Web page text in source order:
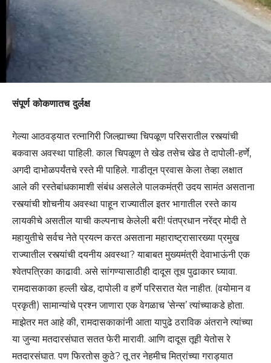
संपूर्ण कोकणातच दुर्लक्ष
गेल्या आठवड्यात रत्नागिरी जिल्ह्याच्या चिपळूण परिसरातील रस्त्यांची
बकवास अवस्था पाहिली. काल चिपळूण ते खेड तसेच खेड ते दापोली-हर्णे,
अगदी दाभोळपर्यंतचे रस्ते मी पाहिले. गाडीतून प्रवास केला तेव्हा लक्षात
आले की रस्तेबांधकामाशी संबंध असलेले पालकमंत्री उदय सामंत असताना
रस्त्यांची शोचनीय अवस्था पाहून राज्यातील इतर भागातील रस्ते काय
लायकीचे असतील याची कल्पनाच केलेली बरी! पंतप्रधान नरेंद्र मोदी ते
महायुतीचे सर्वच नेते प्रयत्न करत असताना महाराष्ट्रासारख्या प्रमुख
राज्यातील रस्त्यांची दयनीय अवस्था? याबाबत मुख्यमंत्री देवाभाऊंनी एक
श्वेतपत्रिका काढावी. असे सांगण्यासाठीही दादूस तूच पुढाकार घ्यावा.
रामदासकाका हल्ली खेड, दापोली व हर्णे परिसरात येत नाहीत. (वयोमान व
प्रकृती) सामान्यांचे प्रश्न जाणारा एक वेगळाच ‘सेन्स’ त्यांच्याकडे होता.
माझेतर मत आहे की, रामदासकाकांनी आता यापुढे ठराविक अंतराने त्यांच्या
या जुन्या मतदारसंघात सतत फेरी मारावी. आणि दादूस तूही येतोस रे
मतदारसंघात. पण फिरतोस कुठे? तू तर नेहमीच मित्रांच्या गराड्यात